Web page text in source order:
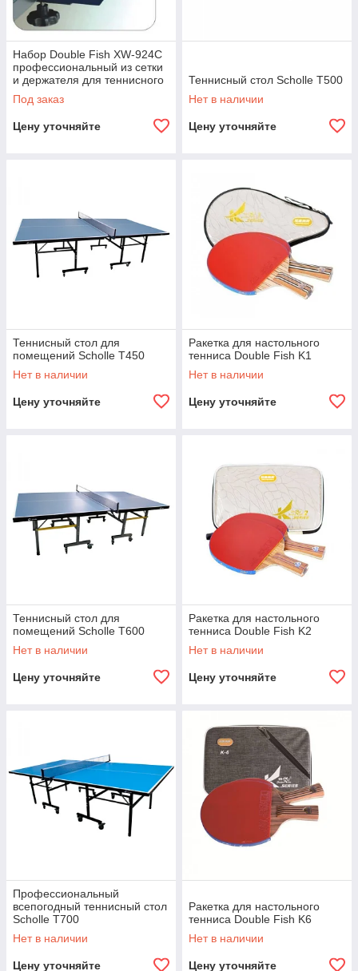
Набор Double Fish XW-924C
профессиональный из сетки
и держателя для теннисного
стола
Под заказ
Цену уточняйте
Теннисный стол Scholle T500
Нет в наличии
Цену уточняйте
Теннисный стол для
помещений Scholle T450
Нет в наличии
Цену уточняйте
Ракетка для настольного
тенниса Double Fish K1
Нет в наличии
Цену уточняйте
Теннисный стол для
помещений Scholle T600
Нет в наличии
Цену уточняйте
Ракетка для настольного
тенниса Double Fish K2
Нет в наличии
Цену уточняйте
Профессиональный
всепогодный теннисный стол
Scholle T700
Нет в наличии
Цену уточняйте
Ракетка для настольного
тенниса Double Fish K6
Нет в наличии
Цену уточняйте